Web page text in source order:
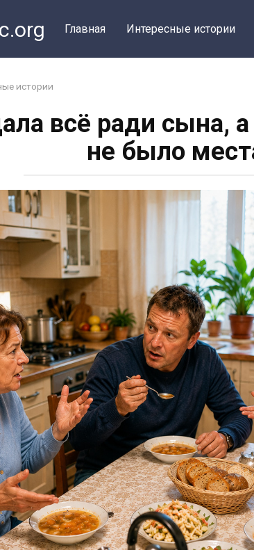
Главная Интересные истории
истории
всё ради сына,
не было